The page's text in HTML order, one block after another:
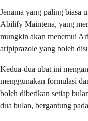
Jenama yang paling biasa
Abilify Maintena, yang
mungkin akan menemui
aripiprazole yang boleh
Kedua-dua ubat ini
menggunakan formulasi
boleh diberikan setiap
dua bulan, bergantung